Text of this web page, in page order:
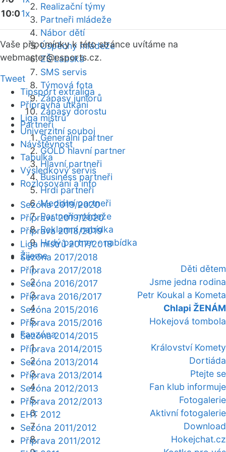
Realizační týmy
Partneři mládeže
Nábor dětí
Úspěchy mládeže
ZŠ Labská
SMS servis
Týmová fota
Zápasy juniorů
Zápasy dorostu
Partneři
Generální partner
GOLD hlavní partner
Hlavní partneři
Business partneři
Hrdí partneři
Mediální partneři
Partneři mládeže
Reklamní nabídka
Hrdý partner - nabídka
Žijeme
Děti dětem
Jsme jedna rodina
Petr Koukal a Kometa
Chlapi ŽENÁM
Hokejová tombola
Fanzóna
Království Komety
Dortiáda
Ptejte se
Fan klub informuje
Fotogalerie
Aktivní fotogalerie
Download
Hokejchat.cz
10:01x
Vaše připomínky k této stránce uvítáme na
webmaster@esports.cz.
Tweet
Tipsport extraliga
Přípravná utkání
Liga mistrů
Univerzitní souboj
Návštěvnost
Tabulka
Výsledkový servis
Rozlosování a info
Sezóna 2019/2020
Příprava 2019/2020
Příprava 2018/2019
Liga mistrů 2017/2018
Sezóna 2017/2018
Příprava 2017/2018
Sezóna 2016/2017
Příprava 2016/2017
Sezóna 2015/2016
Příprava 2015/2016
Sezóna 2014/2015
Příprava 2014/2015
Sezóna 2013/2014
Příprava 2013/2014
Sezóna 2012/2013
Příprava 2012/2013
EHT 2012
Sezóna 2011/2012
Příprava 2011/2012